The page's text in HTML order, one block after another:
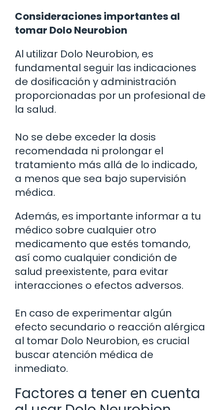
Consideraciones importantes al
tomar Dolo Neurobion
Al utilizar Dolo Neurobion, es
fundamental seguir las indicaciones
de dosificación y administración
proporcionadas por un profesional de
la salud.
No se debe exceder la dosis
recomendada ni prolongar el
tratamiento más allá de lo indicado,
a menos que sea bajo supervisión
médica.
Además, es importante informar a tu
médico sobre cualquier otro
medicamento que estés tomando,
así como cualquier condición de
salud preexistente, para evitar
interacciones o efectos adversos.
En caso de experimentar algún
efecto secundario o reacción alérgica
al tomar Dolo Neurobion, es crucial
buscar atención médica de
inmediato.
Factores a tener en cuenta